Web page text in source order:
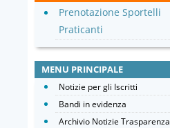
Prenotazione Sportelli
Praticanti
MENU PRINCIPALE
Notizie per gli Iscritti
Bandi in evidenza
Archivio Notizie Trasparenza